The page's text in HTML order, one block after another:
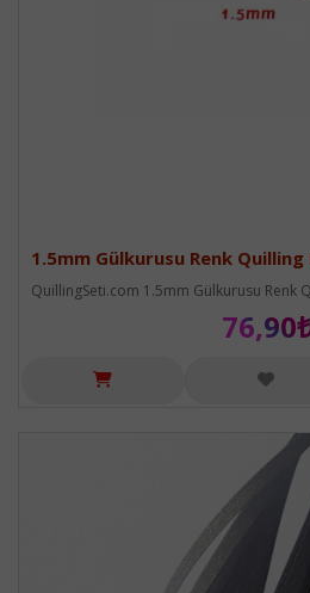
1.5mm Gülkurusu Renk Quilling
QuillingSeti.com 1.5mm Gülkurusu Renk